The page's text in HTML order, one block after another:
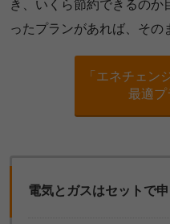
き、いくら節約できるのか
ったプランがあれば、その
「エネチェン
最適プ
電気とガスはセットで